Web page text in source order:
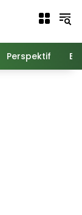
Perspektif